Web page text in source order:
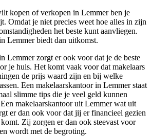
kopen of verkopen in Lemmer ben je
Omdat je niet precies weet hoe alles in zijn
het beste kunt aanvliegen.
Lemmer biedt dan uitkomst.
Lemmer zorgt er ook voor dat je de beste
je huis. Het komt vaak voor dat makelaars
de prijs waard zijn en bij welke
Een makelaarskantoor in Lemmer staat
slimme tips die je veel geld kunnen
makelaarskantoor uit Lemmer wat uit
er dan ook voor dat jij er financieel gezien
Zij zorgen er dan ook steevast voor
wordt met de begroting.